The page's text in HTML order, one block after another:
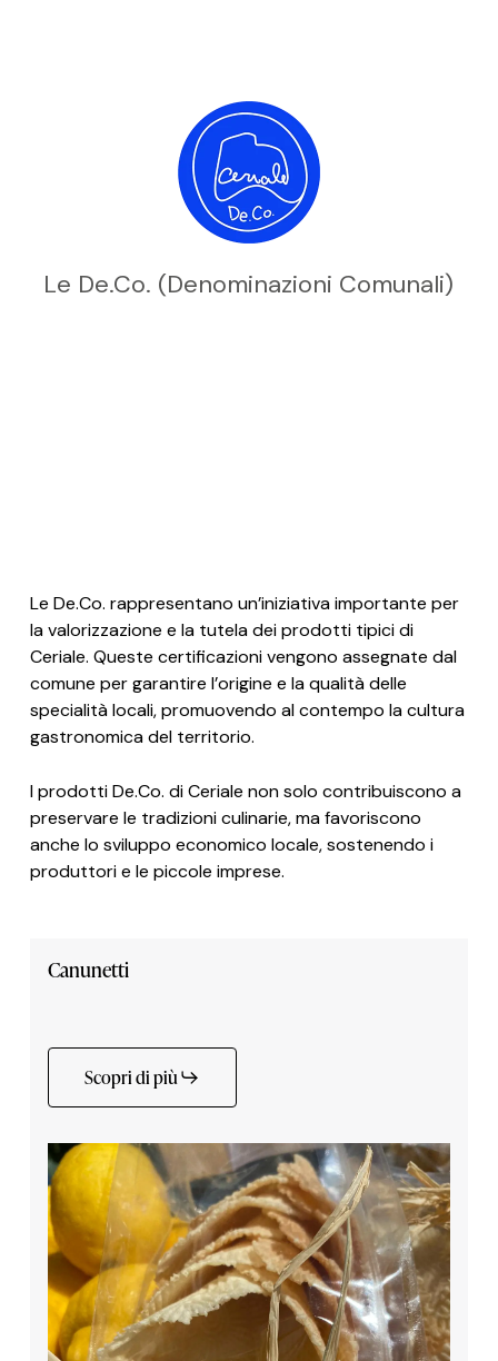
Le De.Co. (Denominazioni Comunali)
Le De.Co. rappresentano un’iniziativa importante per
la valorizzazione e la tutela dei prodotti tipici di
Ceriale. Queste certificazioni vengono assegnate dal
comune per garantire l’origine e la qualità delle
specialità locali, promuovendo al contempo la cultura
gastronomica del territorio.
I prodotti De.Co. di Ceriale non solo contribuiscono a
preservare le tradizioni culinarie, ma favoriscono
anche lo sviluppo economico locale, sostenendo i
produttori e le piccole imprese.
Canunetti
Scopri di più